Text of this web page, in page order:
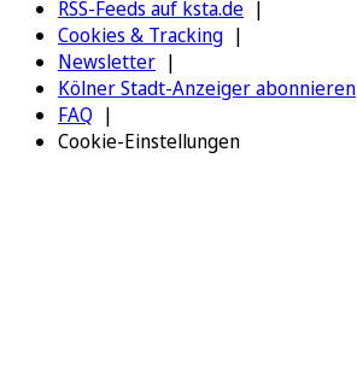
RSS-Feeds auf ksta.de
Cookies & Tracking
Newsletter
Kölner Stadt-Anzeiger abonnieren
FAQ
Cookie-Einstellungen